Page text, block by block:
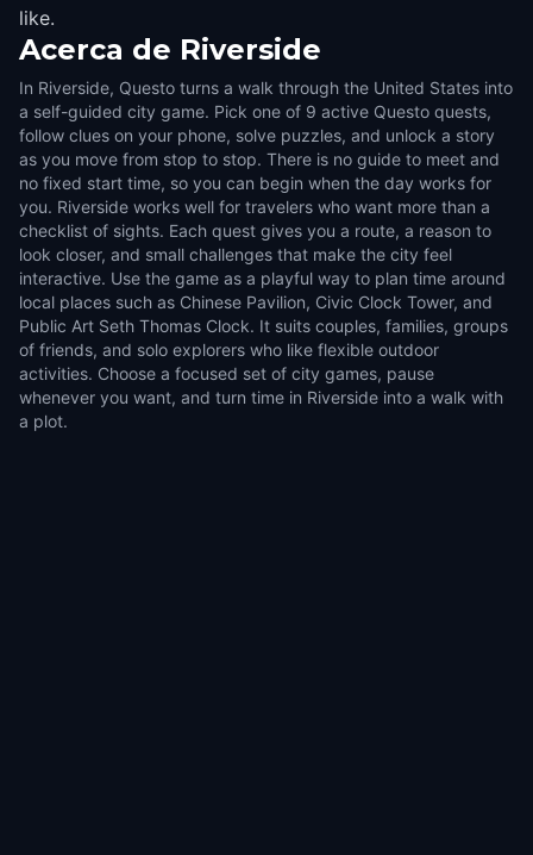
like.
Acerca de Riverside
In Riverside, Questo turns a walk through the United States into
a self-guided city game. Pick one of 9 active Questo quests,
follow clues on your phone, solve puzzles, and unlock a story
as you move from stop to stop. There is no guide to meet and
no fixed start time, so you can begin when the day works for
you. Riverside works well for travelers who want more than a
checklist of sights. Each quest gives you a route, a reason to
look closer, and small challenges that make the city feel
interactive. Use the game as a playful way to plan time around
local places such as Chinese Pavilion, Civic Clock Tower, and
Public Art Seth Thomas Clock. It suits couples, families, groups
of friends, and solo explorers who like flexible outdoor
activities. Choose a focused set of city games, pause
whenever you want, and turn time in Riverside into a walk with
a plot.